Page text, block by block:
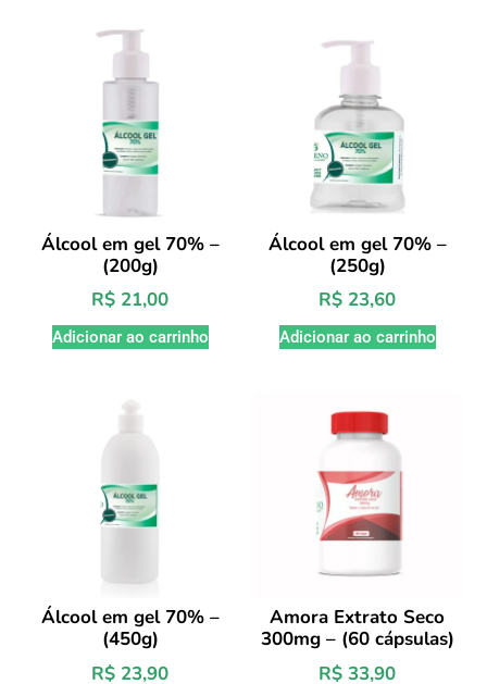
Álcool em gel 70% –
(200g)
R$ 21,00
Adicionar ao carrinho
Álcool em gel 70% –
(250g)
R$ 23,60
Adicionar ao carrinho
Álcool em gel 70% –
(450g)
R$ 23,90
Amora Extrato Seco
300mg – (60 cápsulas)
R$ 33,90